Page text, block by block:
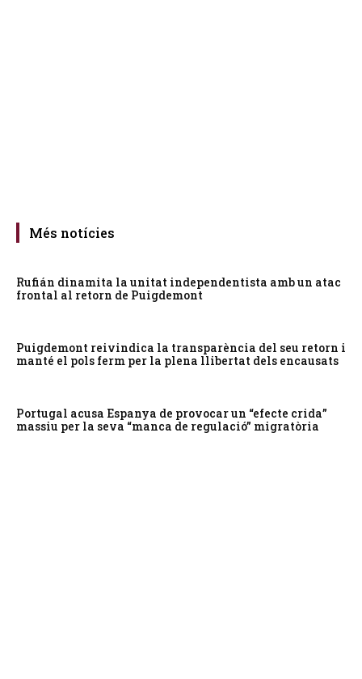
Més notícies
Rufián dinamita la unitat independentista amb un atac
frontal al retorn de Puigdemont
Puigdemont reivindica la transparència del seu retorn i
manté el pols ferm per la plena llibertat dels encausats
Portugal acusa Espanya de provocar un “efecte crida”
massiu per la seva “manca de regulació” migratòria